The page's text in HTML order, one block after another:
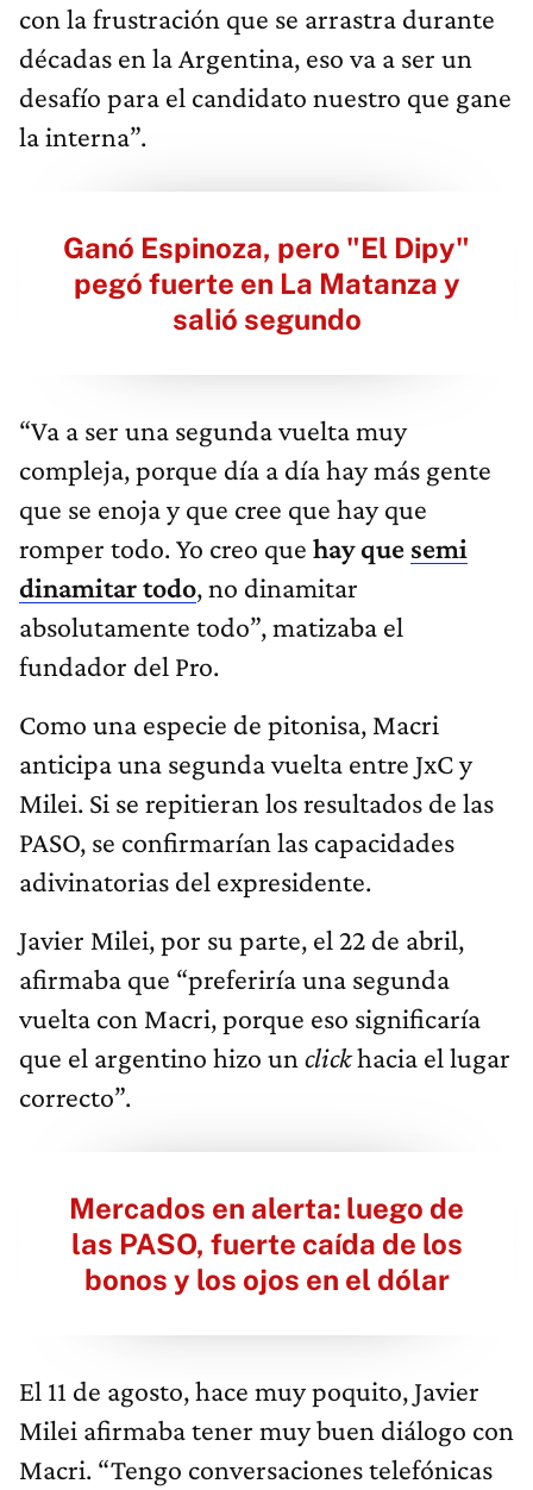
con la frustración que se arrastra durante
décadas en la Argentina, eso va a ser un
desafío para el candidato nuestro que gane
la interna”.
Ganó Espinoza, pero "El Dipy"
pegó fuerte en La Matanza y
salió segundo
“Va a ser una segunda vuelta muy
compleja, porque día a día hay más gente
que se enoja y que cree que hay que
romper todo. Yo creo que hay que semi
dinamitar todo, no dinamitar
absolutamente todo”, matizaba el
fundador del Pro.
Como una especie de pitonisa, Macri
anticipa una segunda vuelta entre JxC y
Milei. Si se repitieran los resultados de las
PASO, se confirmarían las capacidades
adivinatorias del expresidente.
Javier Milei, por su parte, el 22 de abril,
afirmaba que “preferiría una segunda
vuelta con Macri, porque eso significaría
que el argentino hizo un clickhacia el lugar
correcto”.
Mercados en alerta: luego de
las PASO, fuerte caída de los
bonos y los ojos en el dólar
El 11 de agosto, hace muy poquito, Javier
Milei afirmaba tener muy buen diálogo con
Macri. “Tengo conversaciones telefónicas